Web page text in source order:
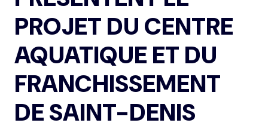
PROJET DU CENTRE
AQUATIQUE ET DU
FRANCHISSEMENT
DE SAINT-DENIS